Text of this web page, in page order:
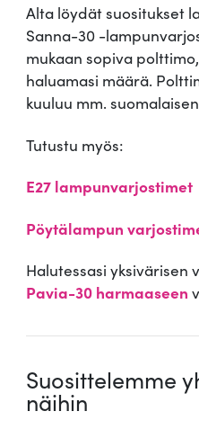
Alta löydät suositukset
Sanna-30 -
mukaan sopiva
haluamasi määrä.
kuuluu mm. suomalaisen
Tutustu myös:
E27 lampunvarjostimet
Pöytälampun
Halutessasi yksivärisen
Pavia-30 harmaaseen
Suosittelemme
näihin